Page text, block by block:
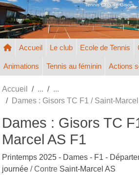
Tennis Club de Gisors
Accueil Le club Ecole de Tennis
Animations Tennis au féminin Actions
Accueil
Dames : Gisors TC F1 / Saint-
Dames : Gisors TC
Marcel AS F1
Printemps 2025 - Dames - F1 -
journée / Contre Saint-Marcel AS
Panneau de gestion des cookies